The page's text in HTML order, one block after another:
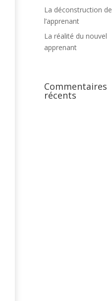
La déconstruction de
l’apprenant
La réalité du nouvel
apprenant
Commentaires
récents